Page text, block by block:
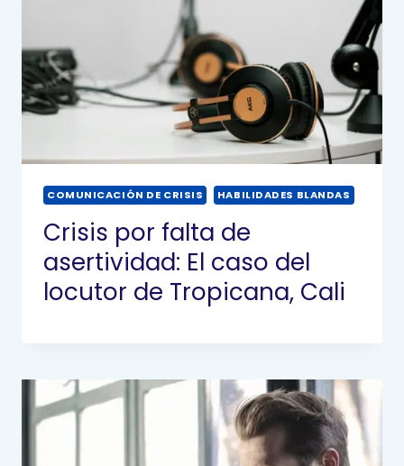
COMUNICACIÓN DE CRISIS HABILIDADES BLANDAS
Crisis por falta de
asertividad: El caso del
locutor de Tropicana, Cali